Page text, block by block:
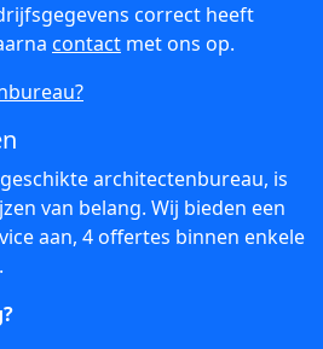
correct heeft
contact met ons op.
architectenbureau, is
van belang. Wij bieden een
aan, 4 offertes binnen enkele